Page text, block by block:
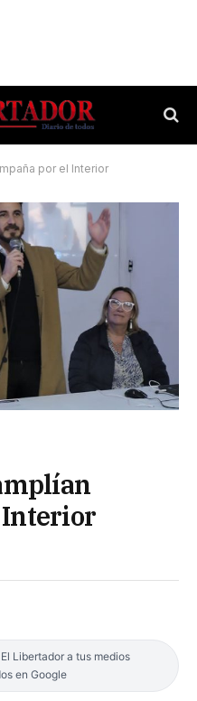
por el Interior
Interior
Libertador a tus medios
en Google